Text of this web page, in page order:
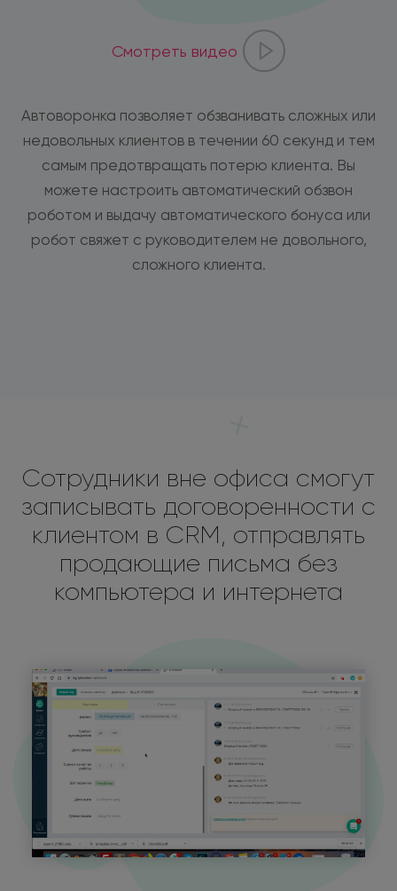
Смотреть видео
Автоворонка позволяет обзванивать сложных или
недовольных клиентов в течении 60 секунд и тем
самым предотвращать потерю клиента. Вы
можете настроить автоматический обзвон
роботом и выдачу автоматического бонуса или
робот свяжет с руководителем не довольного,
сложного клиента.
Сотрудники вне офиса смогут
записывать договоренности с
клиентом в CRM, отправлять
продающие письма без
компьютера и интернета